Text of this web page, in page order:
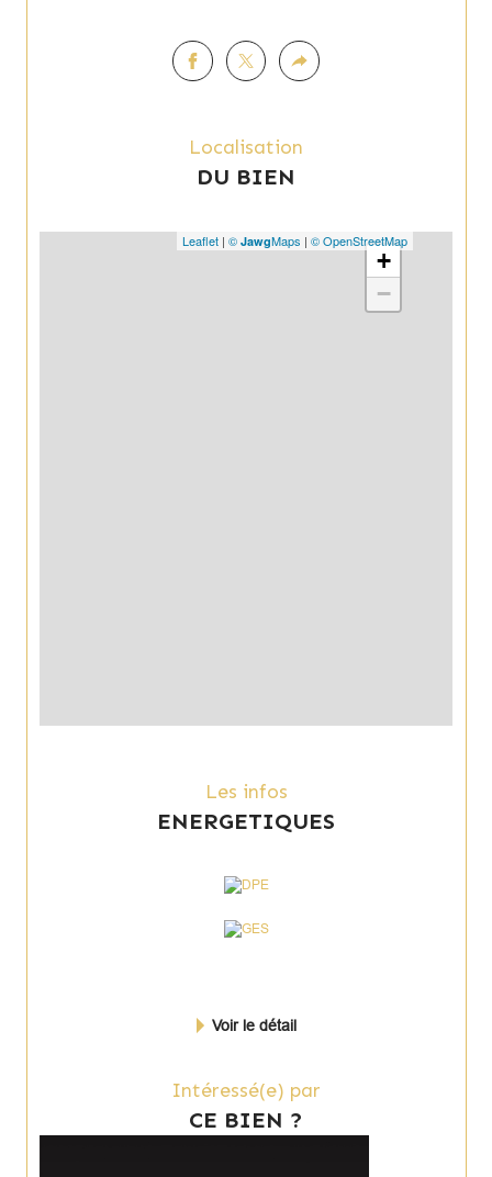
N'hésitez pas à me contacter pour plus
d’informations ou organiser une visite.
Localisation
DU BIEN
+
−
Leaflet | © JawgMaps | © OpenStreetMap
Les infos
ENERGETIQUES
Voir le détail
Intéressé(e) par
CE BIEN ?